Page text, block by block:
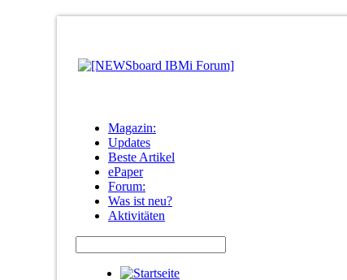
Magazin:
Updates
Beste Artikel
ePaper
Forum:
Was ist neu?
Aktivitäten